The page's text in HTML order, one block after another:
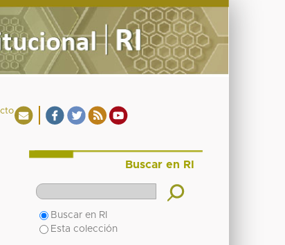
Buscar en RI
Buscar en RI
Esta colección